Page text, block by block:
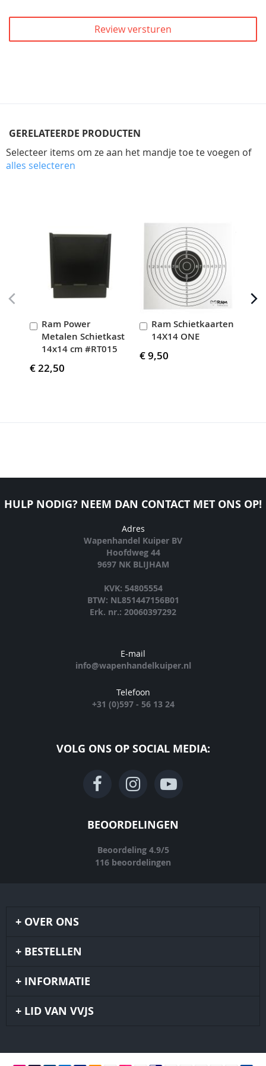
Review versturen
GERELATEERDE PRODUCTEN
Selecteer items om ze aan het mandje toe te voegen of
alles selecteren
Ram Power
Metalen Schietkast
14x14 cm #RT015
€ 22,50
In
Winkelwagen
Ram Schietkaarten
14X14 ONE
€ 9,50
In
Winkelwagen
HULP NODIG? NEEM DAN CONTACT MET ONS OP!
Adres
Wapenhandel Kuiper BV
Hoofdweg 44
9697 NK BLIJHAM
KVK: 54805554
BTW: NL851447156B01
Erk. nr.: 20060397292
E-mail
info@wapenhandelkuiper.nl
Telefoon
+31 (0)597 - 56 13 24
VOLG ONS OP SOCIAL MEDIA:
BEOORDELINGEN
Beoordeling 4.9/5
116 beoordelingen
OVER ONS
BESTELLEN
INFORMATIE
LID VAN VVJS